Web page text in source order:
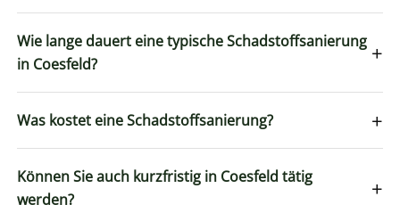
Wie lange dauert eine typische Schadstoffsanierung
in Coesfeld?
+
Was kostet eine Schadstoffsanierung? +
Können Sie auch kurzfristig in Coesfeld tätig
werden?
+